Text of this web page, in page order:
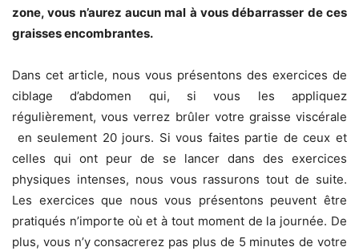
zone, vous n’aurez aucun mal à vous débarrasser de ces
graisses encombrantes.
Dans cet article, nous vous présentons des exercices de
ciblage d’abdomen qui, si vous les appliquez
régulièrement, vous verrez brûler votre graisse viscérale
en seulement 20 jours. Si vous faites partie de ceux et
celles qui ont peur de se lancer dans des exercices
physiques intenses, nous vous rassurons tout de suite.
Les exercices que nous vous présentons peuvent être
pratiqués n’importe où et à tout moment de la journée. De
plus, vous n’y consacrerez pas plus de 5 minutes de votre